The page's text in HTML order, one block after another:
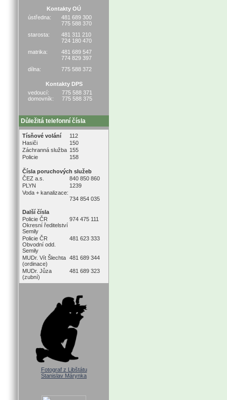
Kontakty OÚ
ústředna:
481 689 300
775 588 370
starosta:
481 311 210
724 180 470
matrika:
481 689 547
774 829 397
dílna:
775 588 372
Kontakty DPS
vedoucí:
domovník:
775 588 371
775 588 375
Důležitá telefonní čísla
Tísňové volání
112
Hasiči
150
Záchranná služba 155
Policie
158
Čísla poruchových služeb
ČEZ a.s.
840 850 860
PLYN
1239
Voda + kanalizace:
734 854 035
Další čísla
Policie ČR
Okresní ředitelství
Semily
974 475 111
Policie ČR
Obvodní odd.
Semily
481 623 333
MUDr. Vít Šlechta
(ordinace)
481 689 344
MUDr. Jůza
(zubní)
481 689 323
Fotograf z Libštátu
Stanislav Márynka